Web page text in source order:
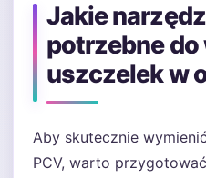
Jakie
potrzebne
uszczelek w
Aby skutecznie
PCV, warto